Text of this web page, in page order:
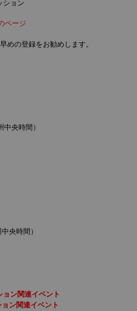
ション
ページ
めの登録をお勧めします。
央時間）
央時間）
ン関連イベント
ン関連イベント